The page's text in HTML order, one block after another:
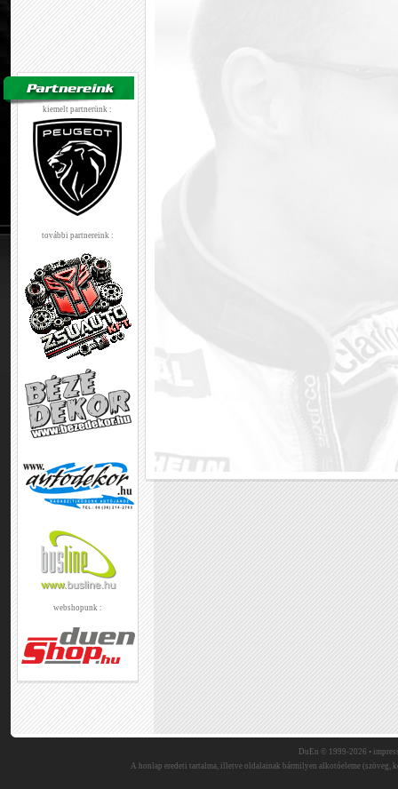
kiemelt partnerünk :
további partnereink :
webshopunk :
DuEn © 1999-2026 •
A honlap eredeti tartalma, illetve oldalainak bármilyen alkotóeleme (szöveg,